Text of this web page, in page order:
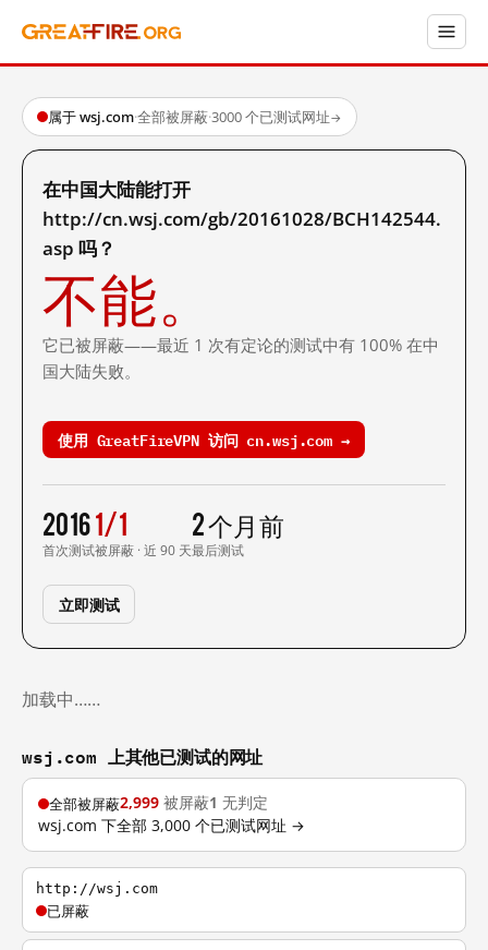
属于 wsj.com·全部被屏蔽·3000 个已测试网址→
在中国大陆能打开
http://cn.wsj.com/gb/20161028/BCH142544.
asp 吗？
不能。
它已被屏蔽——最近 1 次有定论的测试中有 100% 在中
国大陆失败。
使用 GreatFireVPN 访问 cn.wsj.com →
2016
首次测试
1/1
被屏蔽 · 近 90 天
2 个月前
最后测试
立即测试
加载中……
wsj.com 上其他已测试的网址
全部被屏蔽2,999 被屏蔽1 无判定
wsj.com 下全部 3,000 个已测试网址 →
http://wsj.com
已屏蔽